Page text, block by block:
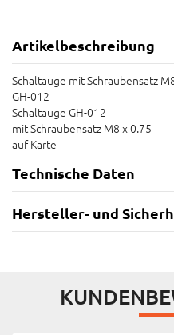
Artikelbeschreibung
Schaltauge mit Schraubensatz
GH-012
Schaltauge GH-012
mit Schraubensatz M8 x 0.75
auf Karte
Technische Daten
Hersteller- und